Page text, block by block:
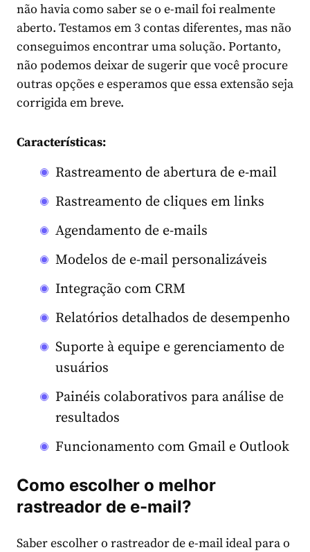
não havia como saber se o e-mail foi realmente
aberto. Testamos em 3 contas diferentes, mas não
conseguimos encontrar uma solução. Portanto,
não podemos deixar de sugerir que você procure
outras opções e esperamos que essa extensão seja
corrigida em breve.
Características:
Rastreamento de abertura de e-mail
Rastreamento de cliques em links
Agendamento de e-mails
Modelos de e-mail personalizáveis
Integração com CRM
Relatórios detalhados de desempenho
Suporte à equipe e gerenciamento de
usuários
Painéis colaborativos para análise de
resultados
Funcionamento com Gmail e Outlook
Como escolher o melhor
rastreador de e-mail?
Saber escolher o rastreador de e-mail ideal para o